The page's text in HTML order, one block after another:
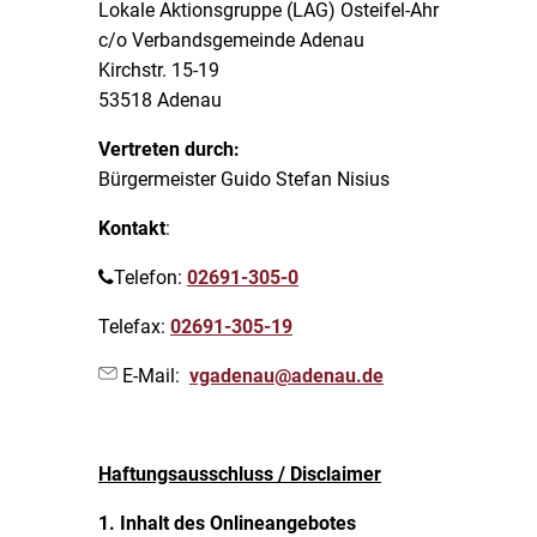
Lokale Aktionsgruppe (LAG) Osteifel-Ahr
c/o Verbandsgemeinde Adenau
Kirchstr. 15-19
53518 Adenau
Vertreten durch:
Bürgermeister Guido Stefan Nisius
Kontakt:
Telefon: 02691-305-0
Telefax: 02691-305-19
E-Mail: vgadenau@adenau.de
Haftungsausschluss / Disclaimer
1. Inhalt des Onlineangebotes